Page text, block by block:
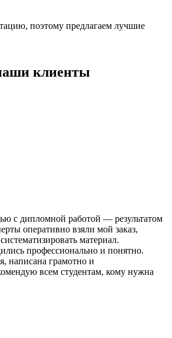
поэтому предлагаем лучшие
клиенты
с дипломной работой — результатом
оперативно взяли мой заказ,
материал.
профессионально и понятно.
написана грамотно и
всем студентам, кому нужна